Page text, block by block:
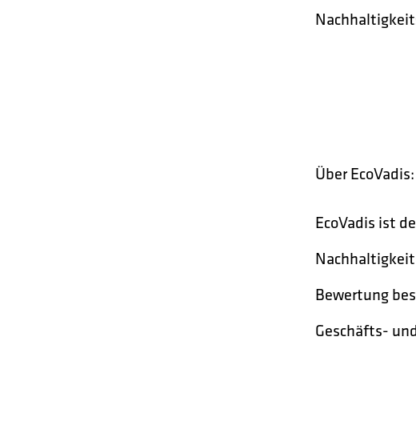
Über EcoVadis:
EcoVadis ist
Bewertung
Geschäfts-